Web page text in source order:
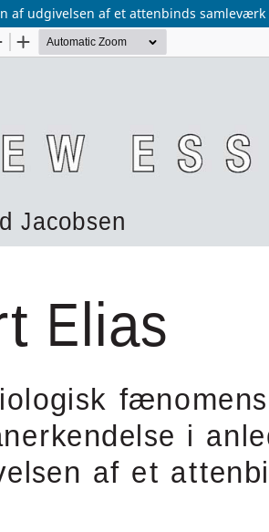
af udgivelsen af et attenbinds samleværk